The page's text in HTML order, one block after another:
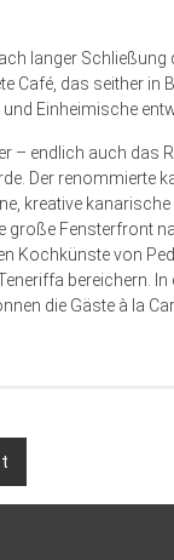
langer
Café, das seither in
Einheimische
– endlich auch das
Der renommierte
kreative
große Fensterfront
Kochkünste von
bereichern.
die Gäste à la